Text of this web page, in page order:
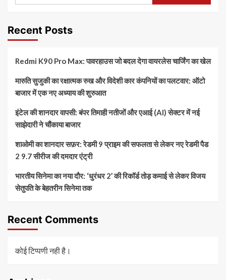
Recent Posts
Redmi K90 Pro Max: पावरहाउस जो बदल देगा वायरलेस चार्जिंग का खेल
मारुति सुजुकी का रक्षात्मक रुख और विदेशी कार कंपनियों का पलटवार: ऑटो
बाजार में एक नए अध्याय की शुरुआत
इंटेल की शानदार वापसी: बंपर तिमाही नतीजों और एआई (AI) सेक्टर में नई
साझेदारी ने चौंकाया बाजार
शाओमी का शानदार सफ़र: रेडमी 9 प्राइम की सफलता से लेकर नए रेडमी पैड
2 9.7 सीरीज की दमदार एंट्री
भारतीय सिनेमा का नया दौर: ‘धुरंधर 2’ की रिकॉर्ड तोड़ कमाई से लेकर विजय
सेतुपति के बेहतरीन सिनेमा तक
Recent Comments
कोई टिप्पणी नही है।